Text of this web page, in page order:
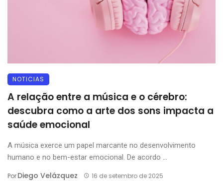
NOTICIAS
A relação entre a música e o cérebro:
descubra como a arte dos sons impacta a
saúde emocional
A música exerce um papel marcante no desenvolvimento
humano e no bem-estar emocional. De acordo ...
PorDiego Velázquez 16 de setembro de 2025